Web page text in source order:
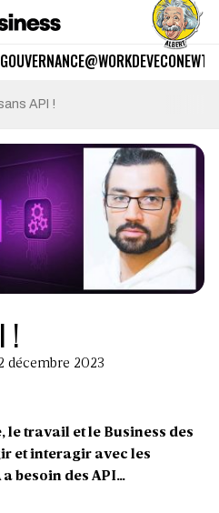
GOUVERNANCE@WORKDEVECO
API !
!
décembre 2023
le travail et le Business des
et interagir avec les
besoin des API…